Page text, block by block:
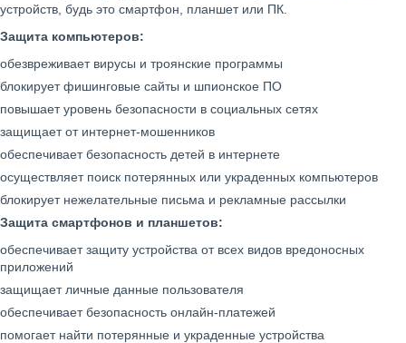
устройств, будь это смартфон, планшет или ПК.
Защита компьютеров:
обезвреживает вирусы и троянские программы
блокирует фишинговые сайты и шпионское ПО
повышает уровень безопасности в социальных сетях
защищает от интернет-мошенников
обеспечивает безопасность детей в интернете
осуществляет поиск потерянных или украденных компьютеров
блокирует нежелательные письма и рекламные рассылки
Защита смартфонов и планшетов:
обеспечивает защиту устройства от всех видов вредоносных
приложений
защищает личные данные пользователя
обеспечивает безопасность онлайн-платежей
помогает найти потерянные и украденные устройства